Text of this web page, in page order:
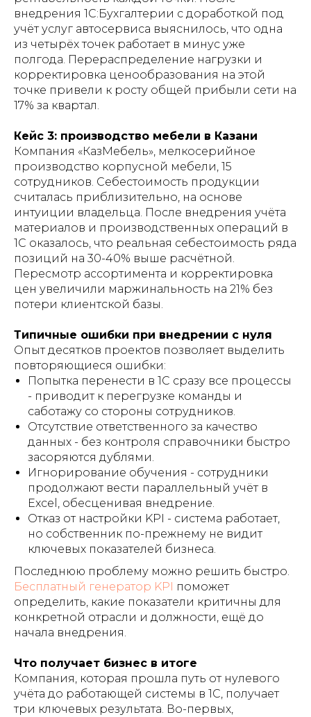
внедрения 1С:Бухгалтерии с доработкой под
учёт услуг автосервиса выяснилось, что одна
из четырёх точек работает в минус уже
полгода. Перераспределение нагрузки и
корректировка ценообразования на этой
точке привели к росту общей прибыли сети на
17% за квартал.
Кейс 3: производство мебели в Казани
Компания «КазМебель», мелкосерийное
производство корпусной мебели, 15
сотрудников. Себестоимость продукции
считалась приблизительно, на основе
интуиции владельца. После внедрения учёта
материалов и производственных операций в
1С оказалось, что реальная себестоимость ряда
позиций на 30-40% выше расчётной.
Пересмотр ассортимента и корректировка
цен увеличили маржинальность на 21% без
потери клиентской базы.
Типичные ошибки при внедрении с нуля
Опыт десятков проектов позволяет выделить
повторяющиеся ошибки:
Попытка перенести в 1С сразу все процессы
- приводит к перегрузке команды и
саботажу со стороны сотрудников.
Отсутствие ответственного за качество
данных - без контроля справочники быстро
засоряются дублями.
Игнорирование обучения - сотрудники
продолжают вести параллельный учёт в
Excel, обесценивая внедрение.
Отказ от настройки KPI - система работает,
но собственник по-прежнему не видит
ключевых показателей бизнеса.
Последнюю проблему можно решить быстро.
Бесплатный генератор KPI
поможет
определить, какие показатели критичны для
конкретной отрасли и должности, ещё до
начала внедрения.
Что получает бизнес в итоге
Компания, которая прошла путь от нулевого
учёта до работающей системы в 1С, получает
три ключевых результата. Во-первых,